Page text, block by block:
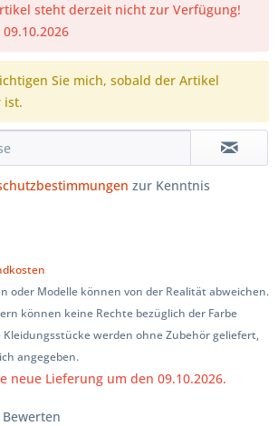
steht derzeit nicht zur Verfügung!
Sie mich, sobald der Artikel
ist.
zur Kenntnis
oder Modelle können von der Realität abweichen.
können keine Rechte bezüglich der Farbe
werden ohne Zubehör geliefert,
angegeben.
neue Lieferung um den 09.10.2026.
Bewerten